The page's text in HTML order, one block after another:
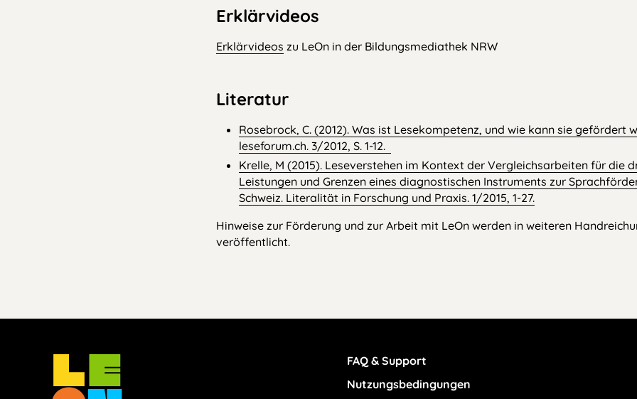
Erklärvideos
Erklärvideos zu LeOn in der Bildungsmediathek NRW
Literatur
Rosebrock, C. (2012). Was ist Lesekompetenz, und wie kann sie gefördert
leseforum.ch. 3/2012, S. 1-12.
Krelle, M (2015). Leseverstehen im Kontext der Vergleichsarbeiten für die
Leistungen und Grenzen eines diagnostischen Instruments zur
Schweiz. Literalität in Forschung und Praxis. 1/2015, 1-27.
Hinweise zur Förderung und zur Arbeit mit LeOn werden in weiteren
veröffentlicht.
Footer Menu
FAQ & Support
Nutzungsbedingungen